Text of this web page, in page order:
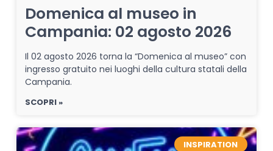
Domenica al museo in
Campania: 02 agosto 2026
Il 02 agosto 2026 torna la “Domenica al museo” con
ingresso gratuito nei luoghi della cultura statali della
Campania.
SCOPRI »
INSPIRATION